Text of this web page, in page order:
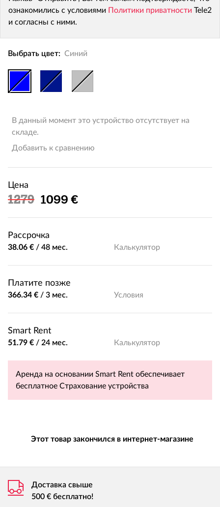
ознакомились с условиями Политики приватности Tele2
и согласны с ними.
Выбрать цвет: Синий
В данный момент это устройство отсутствует на
складе.
Добавить к сравнению
Цена
1279 Льготная цена
1099 €
Рассрочка
38.06 € / 48 мес. Калькулятор
Платите позже
366.34 € / 3 мес. Условия
Smart Rent
51.79 € / 24 мес. Калькулятор
Аренда на основании Smart Rent обеспечивает
бесплатное Страхование устройства
Этот товар закончился в интернет-магазине
Доставка свыше
500 € бесплатно!